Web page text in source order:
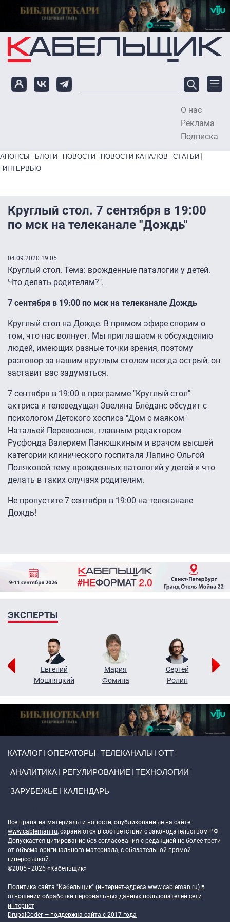
Перейти к основному содержанию
О нас
Реклама
Подписка
Primary links bottom
АНОНСЫ БЛОГИ НОВОСТИ НОВОСТИ КАНАЛОВ
СТАТЬИ
ИНТЕРВЬЮ
Круглый стол. 7 сентября в 19:00
по мск на телеканале "Дождь"
04.09.2020 19:05
Круглый стол. Тема: врожденные паталогии у детей.
Что делать родителям?".
7 сентября в 19:00 по мск на телеканале Дождь
Круглый стол на Дожде. В прямом эфире спорим о
том, что нас волнует. Мы приглашаем к обсуждению
людей, имеющих разные точки зрения, поэтому
разговор за нашим круглым столом всегда острый, он
заставит вас задуматься.
7 сентября в 19:00 в программе "Круглый стол"
актриса и телеведущая Эвелина Блёданс обсудит с
психологом Детского хосписа "Дом с маяком"
Натальей Перевознюк, главным редактором
Русфонда Валерием Панюшкиным и врачом высшей
категории клинического госпиталя Лапино Ольгой
Поляковой тему врожденных патологий у детей и что
делать в таких случаях родителям.
Не пропустите 7 сентября в 19:00 на телеканале
Дождь!
ЭКСПЕРТЫ
Евгений
Мошняцкий
Мария
Фомина
Сергей
Ролин
КАТАЛОГ ОПЕРАТОРЫ ТЕЛЕКАНАЛЫ ОТТ
АНАЛИТИКА РЕГУЛИРОВАНИЕ ТЕХНОЛОГИИ
ЗАРУБЕЖЬЕ КАЛЕНДАРЬ
Все права на материалы и новости, опубликованные на сайте
www.cableman.ru, охраняются в соответствии с законодательством РФ.
Допускается цитирование без согласования с редакцией не более трети
от объема оригинального материала, с обязательной прямой
гиперссылкой.
©2005 - 2026 «Кабельщик»
Политика сайта "Кабельщик" (интернет-адреса www.cableman.ru) в
отношении обработки персональных данных пользователей сети
интернет
DrupalCoder — поддержка сайта c 2017 года